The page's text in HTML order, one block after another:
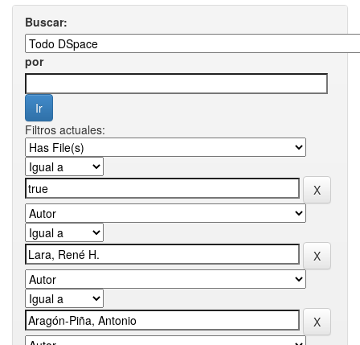
Buscar:
por
Filtros actuales: